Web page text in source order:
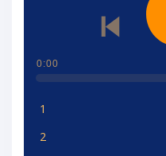
0:00
1
2